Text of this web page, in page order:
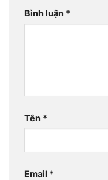
Bình luận *
Tên *
Email *